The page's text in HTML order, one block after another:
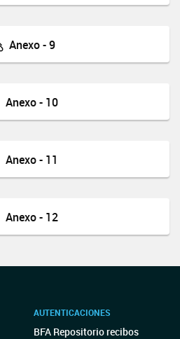
Anexo - 9
Anexo - 10
Anexo - 11
Anexo - 12
AUTENTICACIONES
BFA Repositorio recibos